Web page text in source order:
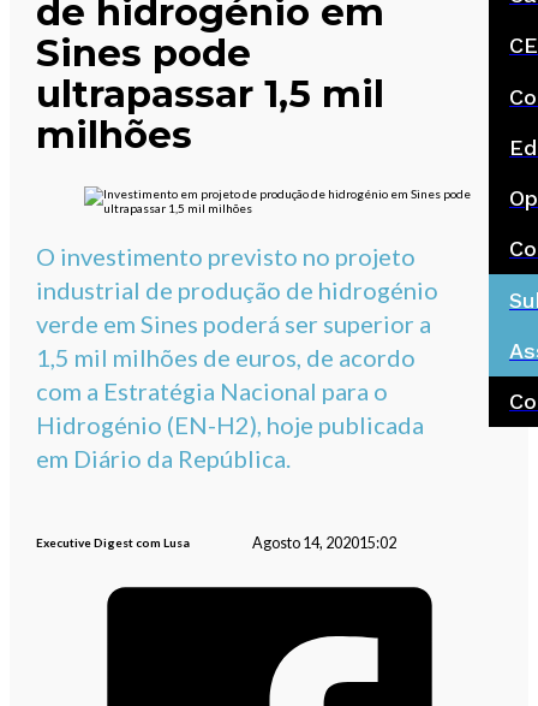
de hidrogénio em
Sines pode
ultrapassar 1,5 mil
milhões
O investimento previsto no projeto
industrial de produção de hidrogénio
verde em Sines poderá ser superior a
1,5 mil milhões de euros, de acordo
com a Estratégia Nacional para o
Hidrogénio (EN-H2), hoje publicada
em Diário da República.
Executive Digest com Lusa Agosto 14, 202015:02